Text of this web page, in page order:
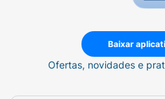
Baixar
Ofertas, novidades e